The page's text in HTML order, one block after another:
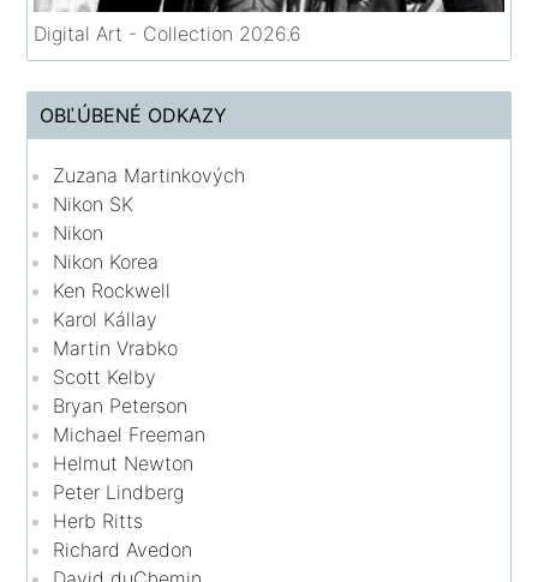
Digital Art - Collection 2026.6
OBĽÚBENÉ ODKAZY
Zuzana Martinkových
Nikon SK
Nikon
Nikon Korea
Ken Rockwell
Karol Kállay
Martin Vrabko
Scott Kelby
Bryan Peterson
Michael Freeman
Helmut Newton
Peter Lindberg
Herb Ritts
Richard Avedon